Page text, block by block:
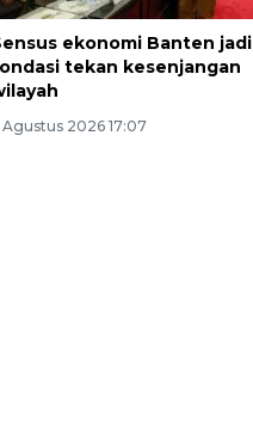
ekonomi Banten jadi
tekan kesenjangan
Agustus 2026 17:07